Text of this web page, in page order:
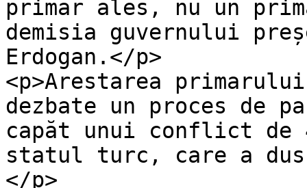
primar ales, nu un
demisia guvernului
Erdogan.</p>
<p>Arestarea
dezbate un proces de
capăt unui conflict de
statul turc, care a
</p>